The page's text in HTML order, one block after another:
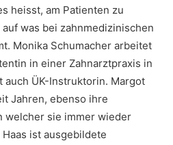
heisst, am Patienten zu
was bei zahnmedizinischen
Monika Schumacher arbeitet
in einer Zahnarztpraxis in
auch ÜK-Instruktorin. Margot
Jahren, ebenso ihre
welcher sie immer wieder
ist ausgebildete